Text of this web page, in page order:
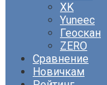
XK
Yuneec
Геоскан
ZERO
Сравнение
Новичкам